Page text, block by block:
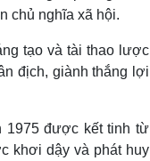
chủ nghĩa xã hội.
tạo và tài thao lược
địch, giành thắng lợi
1975 được kết tinh từ
khơi dậy và phát huy